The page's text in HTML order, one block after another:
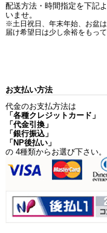
配送方法・時間指定を下記
いませ。
※土日祝日、年末年始、お盆
届け希望日は少し余裕をもっ
お支払い方法
代金のお支払方法は
「各種クレジットカード」
「代金引換」
「銀行振込」
「NP後払い」
の 4種類からお選び下さい。